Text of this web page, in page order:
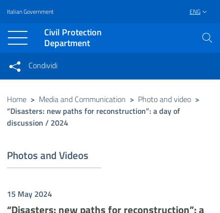
Vai al contenuto principale
Raggiungi il piè di pagina
Italian Government ENG
Civil Protection
Department
Condividi su Facebook
Condividi su Twitter
Condividi su LinkedIn
Condividi
Condividi sui social network
Home > Media and Communication > Photo and video >
“Disasters: new paths for reconstruction”: a day of
discussion / 2024
Photos and Videos
15 May 2024
“Disasters: new paths for reconstruction”: a